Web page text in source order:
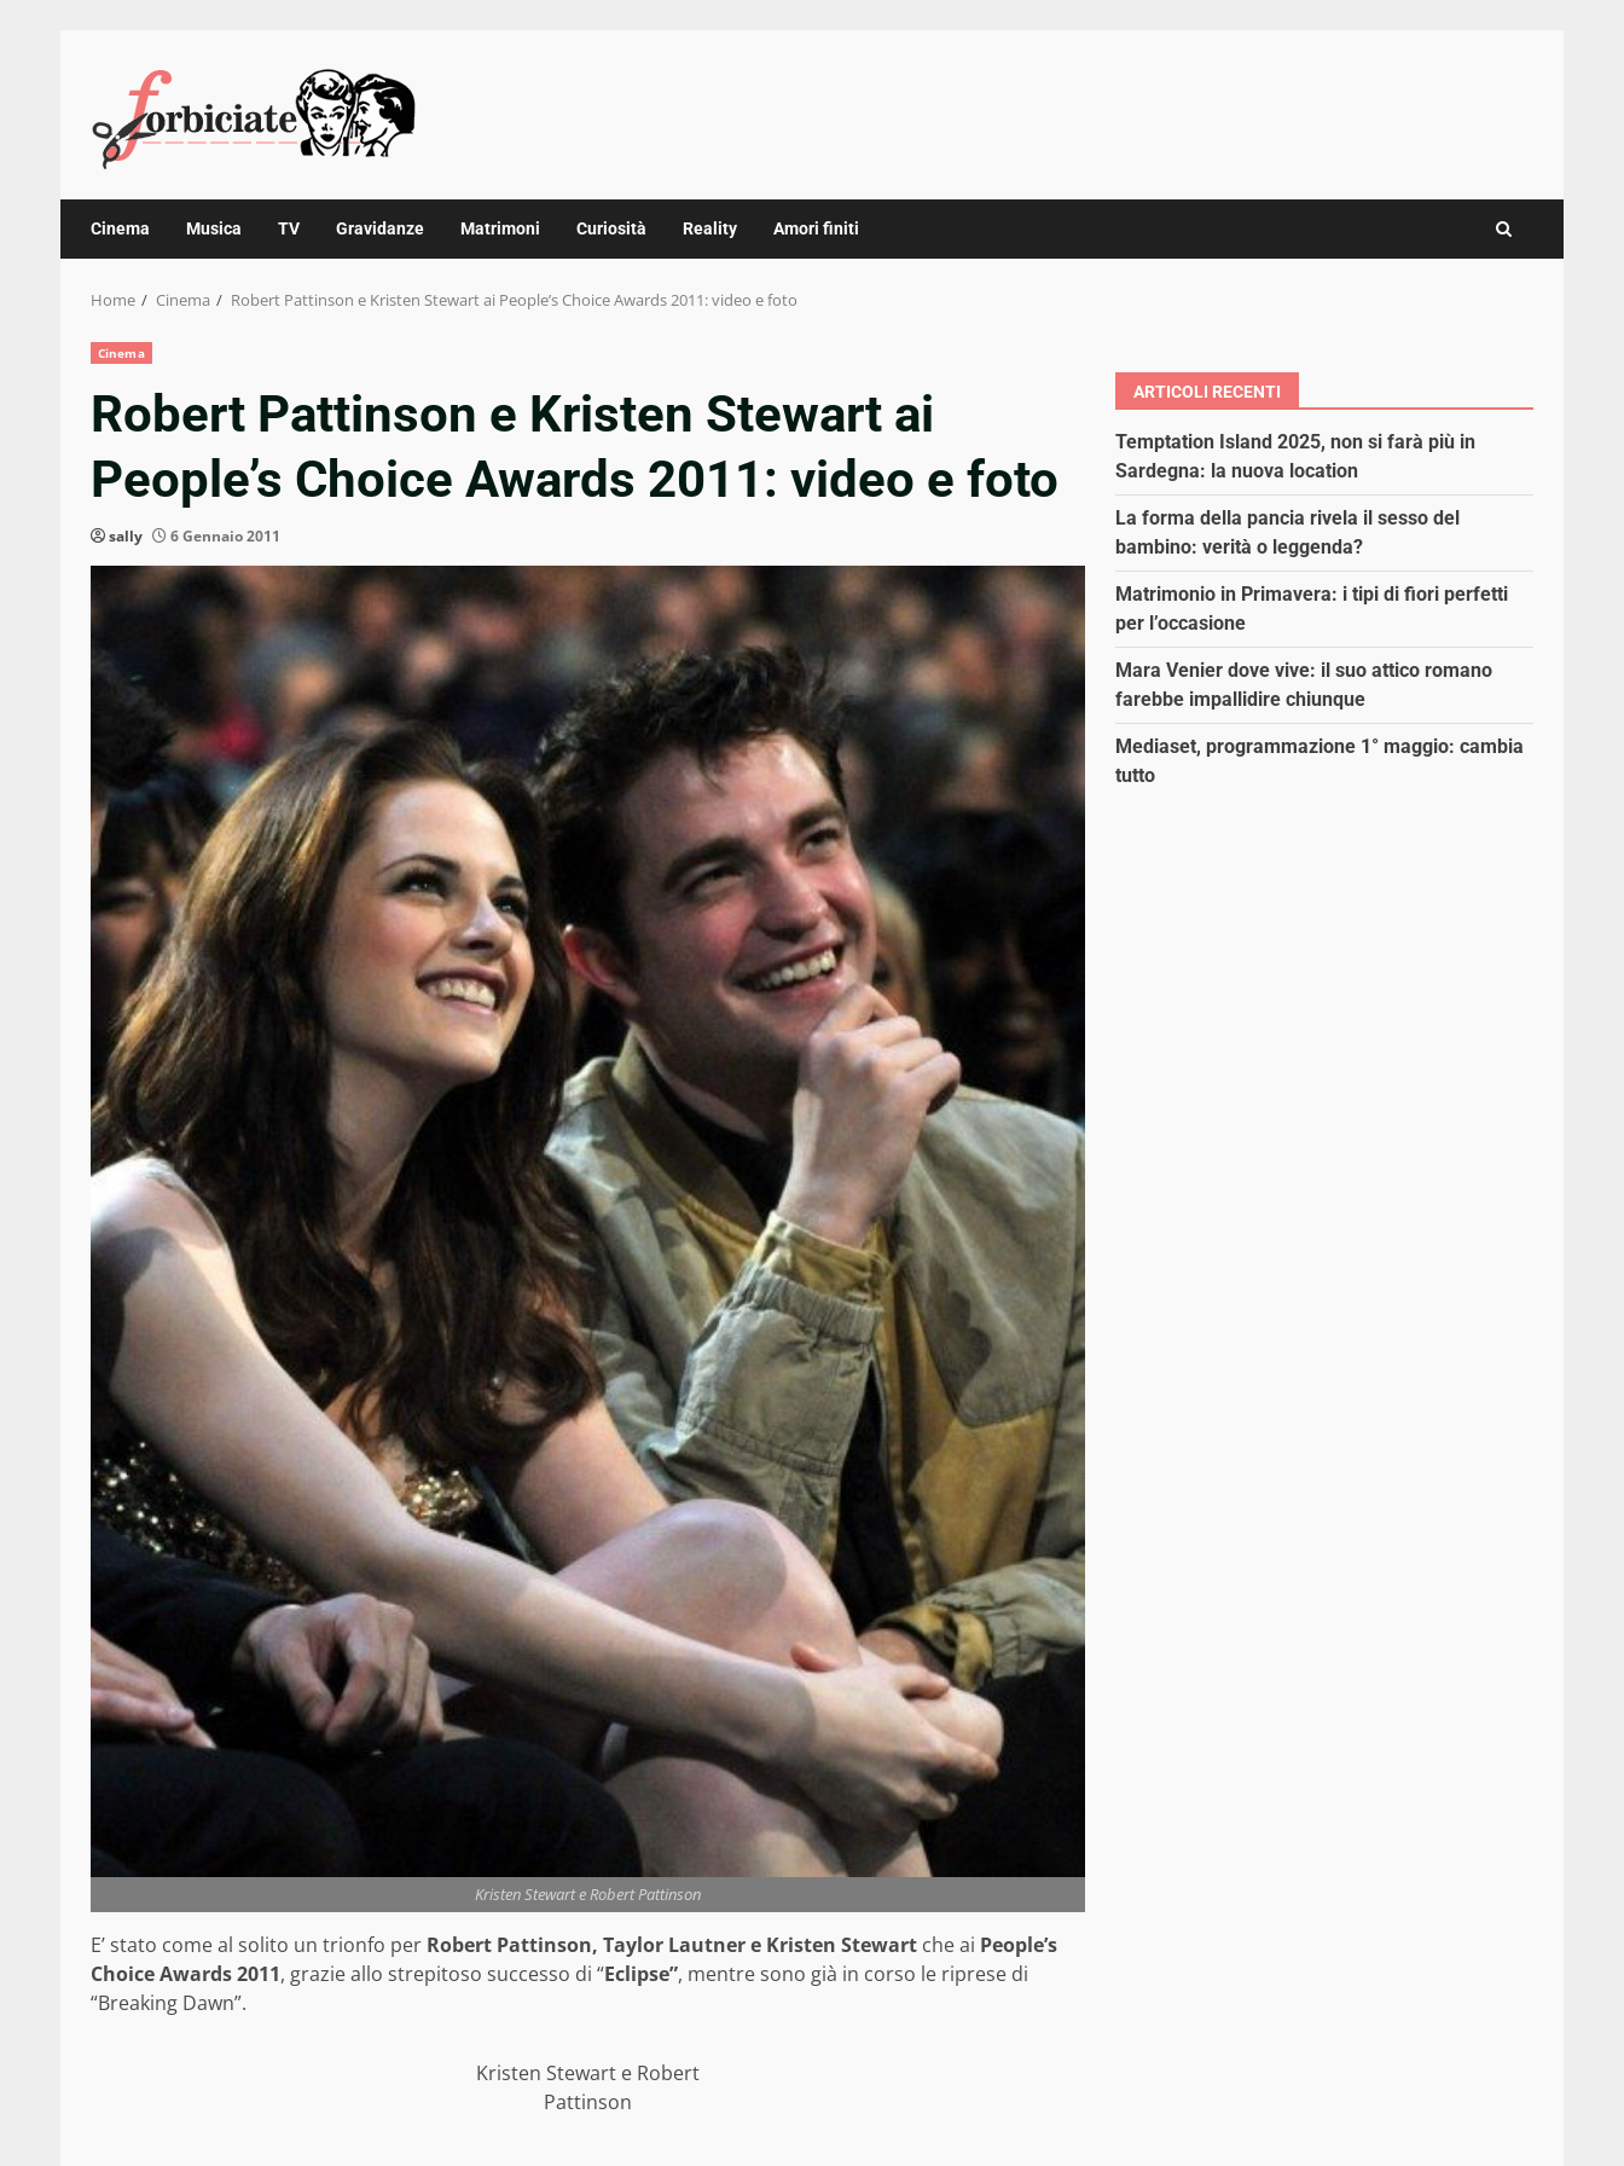
content
Cinema Musica TV Gravidanze Matrimoni Curiosità Reality Amori finiti
Home Cinema Robert Pattinson e Kristen Stewart ai People’s Choice Awards 2011: video e foto
Cinema
Robert Pattinson e Kristen Stewart ai
People’s Choice Awards 2011: video e foto
sally 6 Gennaio 2011
Kristen Stewart e Robert Pattinson
E’ stato come al solito un trionfo per Robert Pattinson, Taylor Lautner e Kristen Stewart che ai People’s
Choice Awards 2011, grazie allo strepitoso successo di “Eclipse”, mentre sono già in corso le riprese di
“Breaking Dawn”.
Kristen Stewart e Robert
Pattinson
ARTICOLI RECENTI
Temptation Island 2025, non si farà più in
Sardegna: la nuova location
La forma della pancia rivela il sesso del
bambino: verità o leggenda?
Matrimonio in Primavera: i tipi di fiori perfetti
per l’occasione
Mara Venier dove vive: il suo attico romano
farebbe impallidire chiunque
Mediaset, programmazione 1° maggio: cambia
tutto